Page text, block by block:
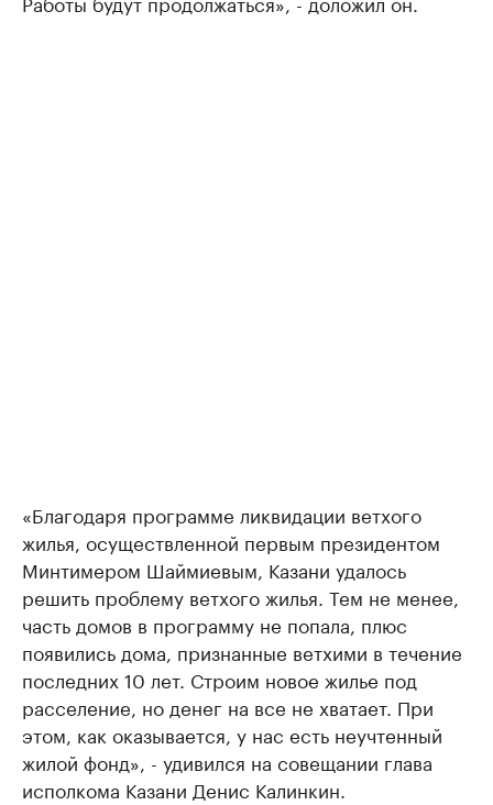
«Благодаря программе ликвидации ветхого
жилья, осуществленной первым президентом
Минтимером Шаймиевым, Казани удалось
решить проблему ветхого жилья. Тем не менее,
часть домов в программу не попала, плюс
появились дома, признанные ветхими в течение
последних 10 лет. Строим новое жилье под
расселение, но денег на все не хватает. При
этом, как оказывается, у нас есть неучтенный
жилой фонд», - удивился на совещании глава
исполкома Казани Денис Калинкин.